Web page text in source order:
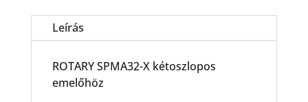
Leírás
ROTARY SPMA32-X kétoszlopos
emelőhöz